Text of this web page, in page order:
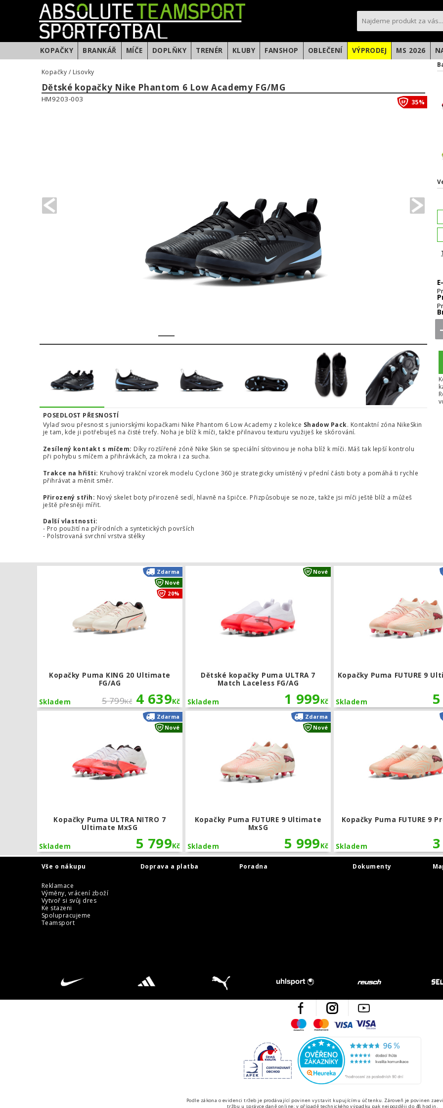
KOPAČKY BRANKÁŘ MÍČE DOPLŇKY TRENÉR KLUBY FANSHOP OBLEČENÍ VÝPRODEJ MS 2026
Kopačky / Lisovky
Dětské kopačky Nike Phantom 6 Low Academy FG/MG
HM9203-003 35%
POSEDLOST PŘESNOSTÍ
Vylaď svou přesnost s juniorskými kopačkami Nike Phantom 6 Low Academy z kolekce Shadow Pack. Kontaktní zóna NikeSkin
je tam, kde ji potřebuješ na čisté trefy. Noha je blíž k míči, takže přilnavou texturu využiješ ke skórování.
Zesílený kontakt s míčem: Díky rozšířené zóně Nike Skin se speciální síťovinou je noha blíž k míči. Máš tak lepší kontrolu
při pohybu s míčem a přihrávkách, za mokra i za sucha.
Trakce na hřišti: Kruhový trakční vzorek modelu Cyclone 360 je strategicky umístěný v přední části boty a pomáhá ti rychle
přihrávat a měnit směr.
Přirozený střih: Nový skelet boty přirozeně sedí, hlavně na špičce. Přizpůsobuje se noze, takže jsi míči ještě blíž a můžeš
ještě přesněji mířit.
Další vlastnosti:
- Pro použití na přírodních a syntetických površích
- Polstrovaná svrchní vrstva stélky
Kopačky Puma KING 20 Ultimate
FG/AG
5 799Kč 4 639Kč
Skladem
Zdarma
Nové
20%
Dětské kopačky Puma ULTRA 7
Match Laceless FG/AG
1 999Kč
Skladem
Nové Dětské kopačky Puma ULTRA 7
Kopačky Puma FUTURE 9
Skladem
Kopačky Puma ULTRA NITRO 7
Ultimate MxSG
5 799Kč
Skladem
Zdarma
Nové
Kopačky Puma ULTRA NITRO 7 Ultimate MxSG
Kopačky Puma FUTURE 9 Ultimate
MxSG
5 999Kč
Skladem
Zdarma
Nové
Kopačky Puma FUTURE 9 Ultimate
Kopačky Puma FUTURE 9
Skladem
Vše o nákupu Doprava a platba Poradna
Reklamace
Výměny, vrácení zboží
Vytvoř si svůj dres
Ke stazeni
Spolupracujeme
Teamsport
Dokumenty
Facebook Instagram
MaestroMastercard
Visa
Česká kvalita
Podle zákona o evidenci tržeb je prodávající povinen vystavit kupujícímu účtenku. Zároveň je povinen
tržbu u správce daně online; v případě technického výpadku pak nejpozději do 48 hodin.